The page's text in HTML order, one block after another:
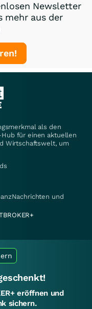
Newsletter
mehr aus der
als den
für einen aktuellen
Wirtschaftswelt, um
und
eröffnen und
sichern.